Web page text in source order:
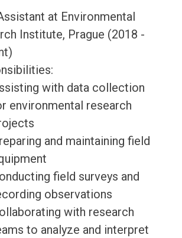
at Environmental
Institute, Prague (2018 -
with data collection
environmental research
and maintaining field
field surveys and
observations
with research
to analyze and interpret